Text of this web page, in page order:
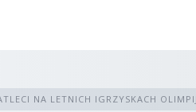
NA LETNICH IGRZYSKACH